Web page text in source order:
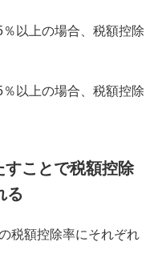
以上の場合、税額控除
以上の場合、税額控除
すことで税額控除
る
税額控除率にそれぞれ